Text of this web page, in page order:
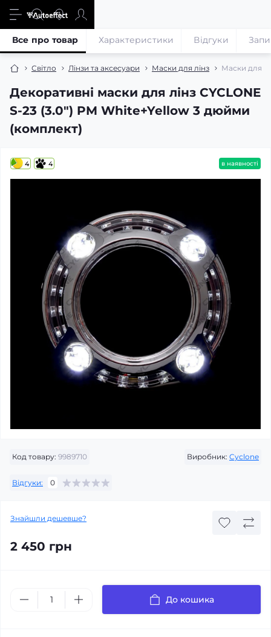
Світло Лінзи та аксесуари Маски для лінз Маски для
Декоративні маски для лінз CYCLONE
S-23 (3.0") PM White+Yellow 3 дюйми
(комплект)
Все про товар Характеристики Відгуки
4 4 в наявності
Код товару: 9989710 Виробник: Cyclone
Відгуки: 0
Знайшли дешевше?
2 450 грн
До кошика